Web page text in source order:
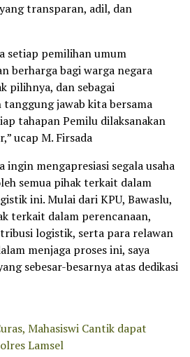
transparan, adil, dan
setiap pemilihan umum
berharga bagi warga negara
pilihnya, dan sebagai
tanggung jawab kita bersama
tahapan Pemilu dilaksanakan
ucap M. Firsada
ingin mengapresiasi segala usaha
semua pihak terkait dalam
ini. Mulai dari KPU, Bawaslu,
terkait dalam perencanaan,
logistik, serta para relawan
menjaga proses ini, saya
sebesar-besarnya atas dedikasi
Mahasiswi Cantik dapat
Lamsel